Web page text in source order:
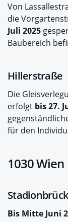
Von
die
Juli 2025
Baubereich
Hillerstraße
Die
erfolgt bis 27.
für den
1030 Wien
Bis Mitte Juni